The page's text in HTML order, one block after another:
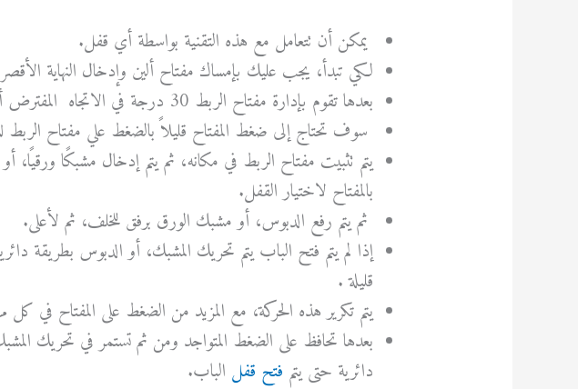
يمكن أن تتعامل مع هذه التقنية بواسطة أي قفل.
لكي تبدأ، يجب عليك بإمساك مفتاح ألين وإدخال النهاية
بعدها تقوم بإدارة مفتاح الربط 30 درجة في الاتجاه المفترض أن يتم إدارة المفتاح فيه.
سوف تحتاج إلى ضغط المفتاح قليلاً بالضغط علي مفتاح الربط
يتم تثبيت مفتاح الربط في مكانه، ثم يتم إدخال مشبكًا
بالمفتاح لاختيار القفل.
ثم يتم رفع الدبوس، أو مشبك الورق برفق للخلف، ثم لأعلى.
إذا لم يتم فتح الباب يتم تحريك المشبك، أو الدبوس بطريقة
قليلة .
يتم تكرير هذه الحركة، مع المزيد من الضغط على المفتاح في كل
بعدها تحافظ على الضغط المتواجد ومن ثم تستمر في تحريك
دائرية حتى يتم فتح قفل الباب.